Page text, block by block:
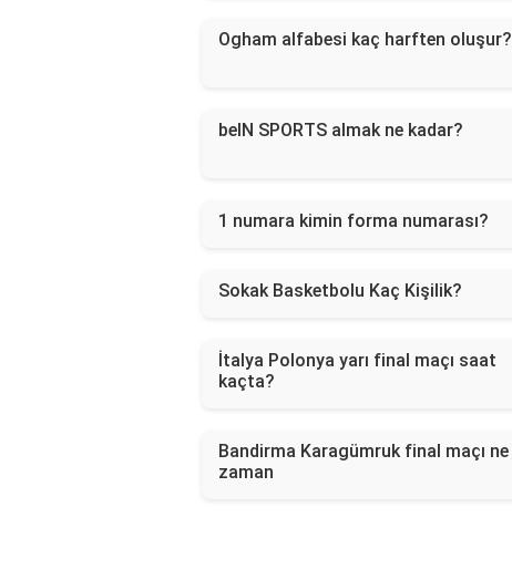
Ogham alfabesi kaç harften oluşur?
beIN SPORTS almak ne kadar?
1 numara kimin forma numarası?
Sokak Basketbolu Kaç Kişilik?
İtalya Polonya yarı final maçı saat
kaçta?
Bandirma Karagümruk final maçı ne
zaman